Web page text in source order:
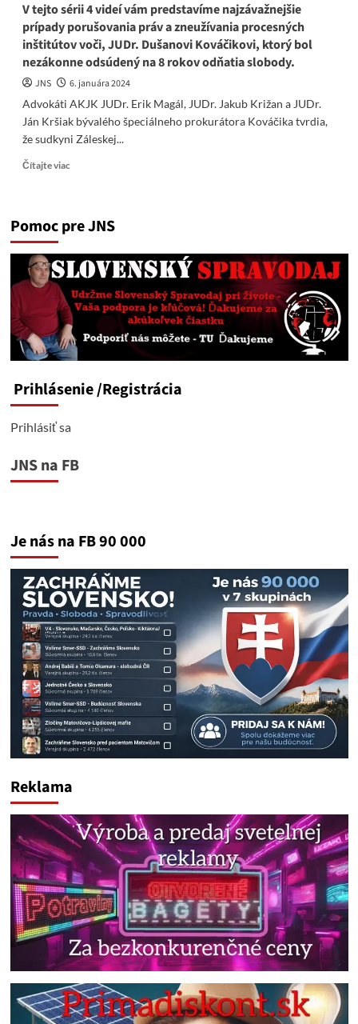
V tejto sérii 4 videí vám predstavíme najzávažnejšie
prípady porušovania práv a zneužívania procesných
inštitútov voči, JUDr. Dušanovi Kováčikovi, ktorý bol
nezákonne odsúdený na 8 rokov odňatia slobody.
JNS
6. januára 2024
Advokáti AKJK JUDr. Erik Magál, JUDr. Jakub Križan a JUDr.
Ján Kršiak bývalého špeciálneho prokurátora Kováčika tvrdia,
že sudkyni Záleskej...
Čítajte viacRead
tejto
4
videí
predstavíme
najzávažnejšie
prípady
porušovania
práv
zneužívania
Dušanovi
odsúdený
rokov
odňatia
slobody.
Pomoc pre JNS
Prihlásenie/Registrácia
Prihlásiť sa
JNS na FB
Je nás na FB 90 000
Reklama